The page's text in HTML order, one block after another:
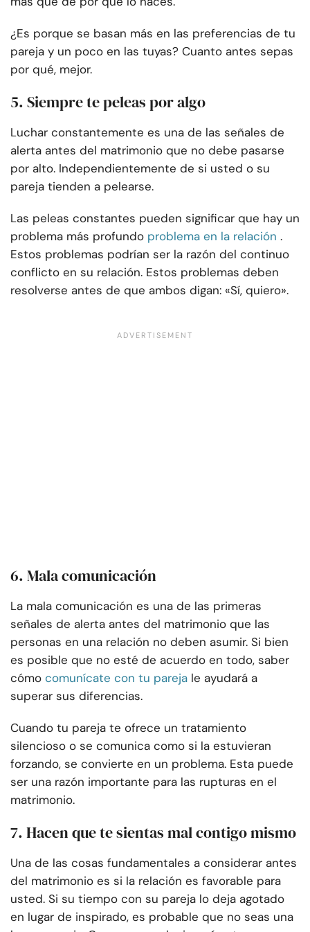
¿Es porque se basan más en las preferencias de tu
pareja y un poco en las tuyas? Cuanto antes sepas
por qué, mejor.
5. Siempre te peleas por algo
Luchar constantemente es una de las señales de
alerta antes del matrimonio que no debe pasarse
por alto. Independientemente de si usted o su
pareja tienden a pelearse.
Las peleas constantes pueden significar que hay un
problema más profundo problema en la relación .
Estos problemas podrían ser la razón del continuo
conflicto en su relación. Estos problemas deben
resolverse antes de que ambos digan: «Sí, quiero».
6. Mala comunicación
La mala comunicación es una de las primeras
señales de alerta antes del matrimonio que las
personas en una relación no deben asumir. Si bien
es posible que no esté de acuerdo en todo, saber
cómo comunícate con tu pareja le ayudará a
superar sus diferencias.
Cuando tu pareja te ofrece un tratamiento
silencioso o se comunica como si la estuvieran
forzando, se convierte en un problema. Esta puede
ser una razón importante para las rupturas en el
matrimonio.
7. Hacen que te sientas mal contigo mismo
Una de las cosas fundamentales a considerar antes
del matrimonio es si la relación es favorable para
usted. Si su tiempo con su pareja lo deja agotado
en lugar de inspirado, es probable que no seas una